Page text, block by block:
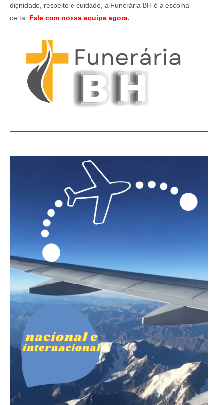
dignidade, respeito e cuidado, a Funerária BH é a escolha
certa. Fale com nossa equipe agora.